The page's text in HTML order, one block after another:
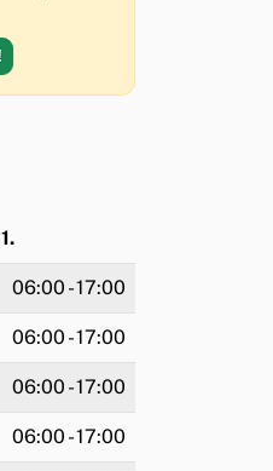
06:00 - 17:00
06:00 - 17:00
06:00 - 17:00
06:00 - 17:00